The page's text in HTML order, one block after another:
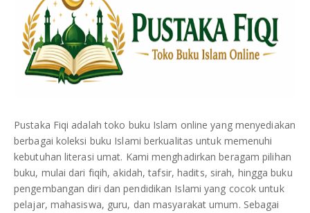
Pustaka Fiqi adalah toko buku Islam online yang menyediakan
berbagai koleksi buku Islami berkualitas untuk memenuhi
kebutuhan literasi umat. Kami menghadirkan beragam pilihan
buku, mulai dari fiqih, akidah, tafsir, hadits, sirah, hingga buku
pengembangan diri dan pendidikan Islami yang cocok untuk
pelajar, mahasiswa, guru, dan masyarakat umum. Sebagai